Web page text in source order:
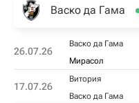
Васко да Гама
26.07.26
Васко да Гама
Мирасол
17.07.26
Витория
Васко да Гама